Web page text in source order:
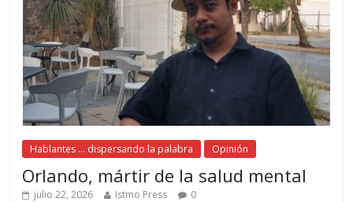
Hablantes ... dispersando la palabra Opinión
Orlando, mártir de la salud mental
julio 22, 2026 Istmo Press 0